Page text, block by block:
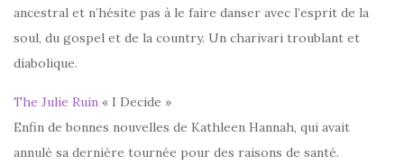
ancestral et n’hésite pas à le faire danser avec l’esprit de la
soul, du gospel et de la country. Un charivari troublant et
diabolique.
The Julie Ruin « I Decide »
Enfin de bonnes nouvelles de Kathleen Hannah, qui avait
annulé sa dernière tournée pour des raisons de santé.